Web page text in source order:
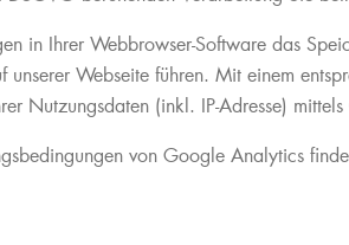
in Ihrer Webbrowser-Software das
unserer Webseite führen. Mit einem
Nutzungsdaten (inkl. IP-Adresse)
von Google Analytics